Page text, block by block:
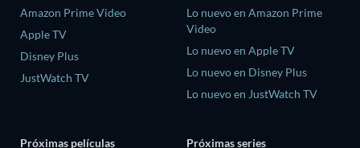
Amazon Prime Video
Apple TV
Disney Plus
JustWatch TV
Lo nuevo en Amazon Prime
Video
Lo nuevo en Apple TV
Lo nuevo en Disney Plus
Lo nuevo en JustWatch TV
Próximas películas
Próximas series